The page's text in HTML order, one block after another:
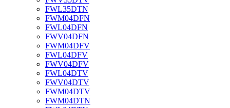
FWL35DTN
FWM04DFN
FWL04DFN
FWV04DFN
FWM04DFV
FWL04DFV
FWV04DFV
FWL04DTV
FWV04DTV
FWM04DTV
FWM04DTN